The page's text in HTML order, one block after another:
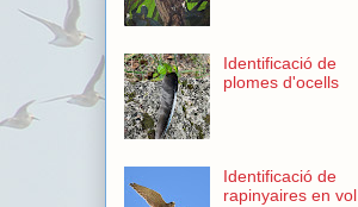
Identificació de
plomes d'ocells
Identificació de
rapinyaires en vol